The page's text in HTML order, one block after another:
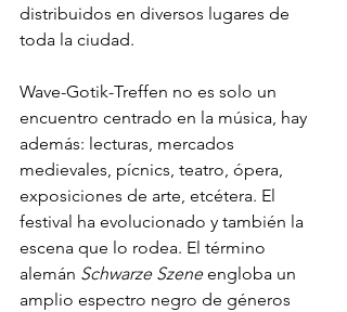
distribuidos en diversos lugares de
toda la ciudad.
Wave-Gotik-Treffen no es solo un
encuentro centrado en la música, hay
además: lecturas, mercados
medievales, pícnics, teatro, ópera,
exposiciones de arte, etcétera. El
festival ha evolucionado y también la
escena que lo rodea. El término
alemán Schwarze Szene engloba un
amplio espectro negro de géneros